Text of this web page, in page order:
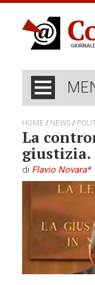
HOME / NEWS /
La
giustizia.
di Flavio Novara*